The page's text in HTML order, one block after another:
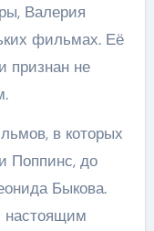
Валерия
фильмах. Её
признан не
в которых
Поппинс, до
Быкова.
настоящим